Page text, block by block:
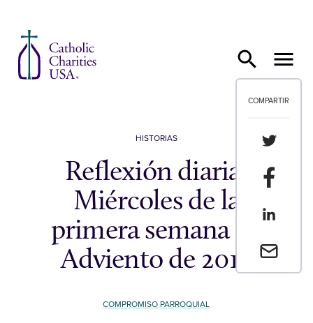
COMPARTIR
Envia un
HISTORIAS
Reflexión diaria:
Miércoles de la
primera semana de
Adviento de 2017
COMPROMISO PARROQUIAL